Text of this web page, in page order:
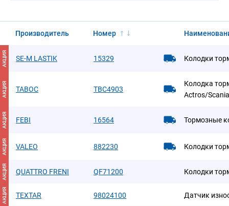
Производитель Номер
АКЦИЯ SE-M LASTIK 15329 Колодки
АКЦИЯ TABOC TBC4903
Колодка
Actros/
АКЦИЯ FEBI 16564 Тормозные
АКЦИЯ VALEO 882230 Колодки
АКЦИЯ QUATTRO FRENI QF71200 Колодки
АКЦИЯ TEXTAR 98024100 Датчик